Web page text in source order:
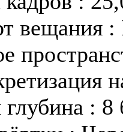
вещания :
глубина : 8